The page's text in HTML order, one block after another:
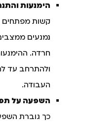
הימנעות
קשות מפתחים
נמנעים
חרדה.
ולהתרחב עד
העבודה.
השפעה על
כך גוברת